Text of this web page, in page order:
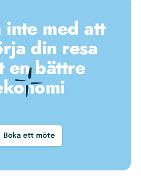
inte med att
din resa
en bättre
Boka ett möte